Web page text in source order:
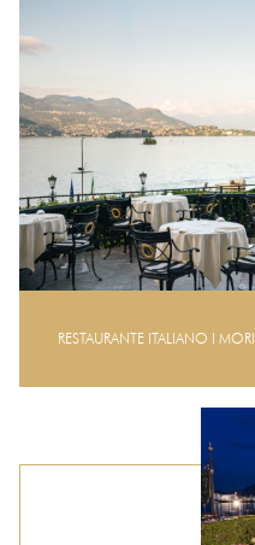
RESTAURANTE ITALIANO I MORI